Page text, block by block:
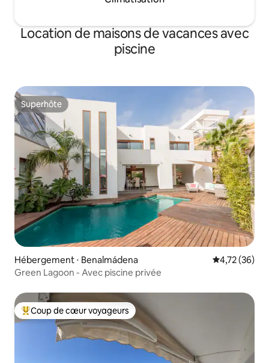
Location de maisons de vacances avec
piscine
Superhôte
Superhôte
Hébergement ⋅ Benalmádena Évaluation
4,72 (36)
Green Lagoon - Avec piscine privée
Coups de cœur voyageurs les plus appréciés
Coup de cœur voyageurs